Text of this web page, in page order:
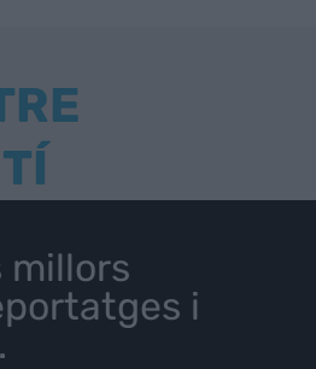
millors
i